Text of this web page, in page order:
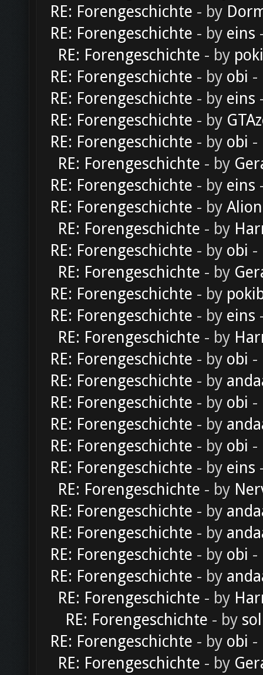
RE: Forengeschichte - by
RE: Forengeschichte - by eins
RE: Forengeschichte - by
RE: Forengeschichte - by obi -
RE: Forengeschichte - by eins
RE: Forengeschichte - by
RE: Forengeschichte - by obi -
RE: Forengeschichte - by
RE: Forengeschichte - by eins
RE: Forengeschichte - by Alion
RE: Forengeschichte - by
RE: Forengeschichte - by obi -
RE: Forengeschichte - by
RE: Forengeschichte - by
RE: Forengeschichte - by eins
RE: Forengeschichte - by
RE: Forengeschichte - by obi -
RE: Forengeschichte - by
RE: Forengeschichte - by obi -
RE: Forengeschichte - by
RE: Forengeschichte - by obi -
RE: Forengeschichte - by eins
RE: Forengeschichte - by
RE: Forengeschichte - by
RE: Forengeschichte - by
RE: Forengeschichte - by obi -
RE: Forengeschichte - by
RE: Forengeschichte - by
RE: Forengeschichte - by
RE: Forengeschichte - by obi -
RE: Forengeschichte - by